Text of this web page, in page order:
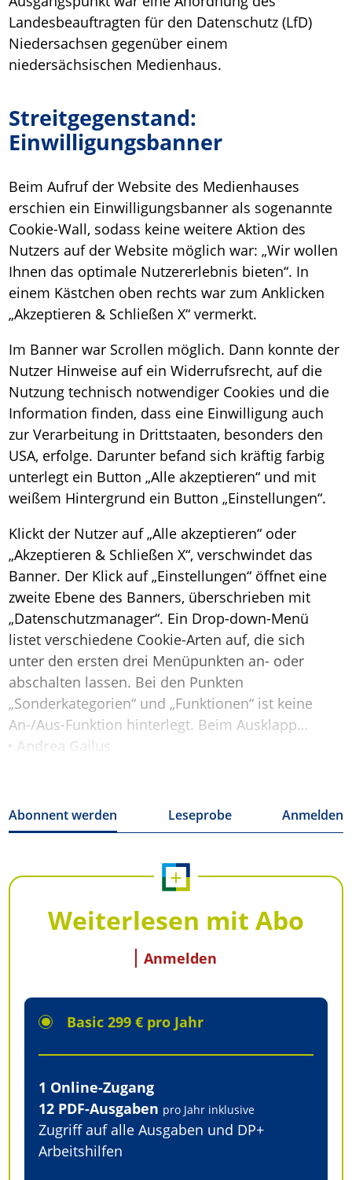
Landesbeauftragten für den Datenschutz (LfD)
Niedersachsen gegenüber einem
niedersächsischen Medienhaus.
Streitgegenstand:
Einwilligungsbanner
Beim Aufruf der Website des Medienhauses
erschien ein Einwilligungsbanner als sogenannte
Cookie-Wall, sodass keine weitere Aktion des
Nutzers auf der Website möglich war: „Wir wollen
Ihnen das optimale Nutzererlebnis bieten“. In
einem Kästchen oben rechts war zum Anklicken
„Akzeptieren & Schließen X“ vermerkt.
Im Banner war Scrollen möglich. Dann konnte der
Nutzer Hinweise auf ein Widerrufsrecht, auf die
Nutzung technisch notwendiger Cookies und die
Information finden, dass eine Einwilligung auch
zur Verarbeitung in Drittstaaten, besonders den
USA, erfolge. Darunter befand sich kräftig farbig
unterlegt ein Button „Alle akzeptieren“ und mit
weißem Hintergrund ein Button „Einstellungen“.
Klickt der Nutzer auf „Alle akzeptieren“ oder
„Akzeptieren & Schließen X“, verschwindet das
Banner. Der Klick auf „Einstellungen“ öffnet eine
zweite Ebene des Banners, überschrieben mit
„Datenschutzmanager“. Ein Drop-down-Menü
listet verschiedene Cookie-Arten auf, die sich
unter den ersten drei Menüpunkten an- oder
abschalten lassen. Bei den Punkten
„Sonderkategorien“ und „Funktionen“ ist keine
An-/Aus-Funktion hinterlegt. Beim Ausklapp…
Andrea Gailus
Abonnent werden Leseprobe Anmelden
+
Weiterlesen mit Abo
Anmelden
Basic 299 € pro Jahr
1 Online-Zugang
12 PDF-Ausgaben pro Jahr inklusive
Zugriff auf alle Ausgaben und DP+
Arbeitshilfen